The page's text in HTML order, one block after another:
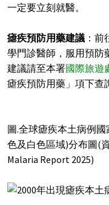
一定要立刻就醫。
瘧疾預防用藥建議 ：
學門診醫師，服用預防
建議請至本署國際旅遊
瘧疾預防用藥」項下查
圖.全球瘧疾本土病例
色及白色區域)分布圖(
Malaria Report 2025)